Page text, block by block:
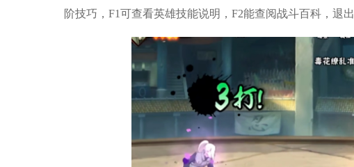
阶技巧，F1可查看英雄技能说明，F2能查阅战斗百科，退